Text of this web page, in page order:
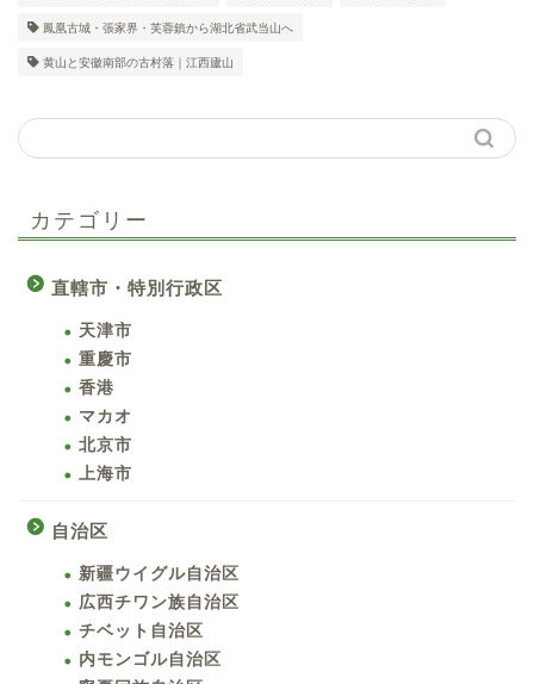
鳳凰古城・張家界・芙蓉鎮から湖北省武当山へ
黄山と安徽南部の古村落｜江西廬山
カテゴリー
直轄市・特別行政区
天津市
重慶市
香港
マカオ
北京市
上海市
自治区
新疆ウイグル自治区
広西チワン族自治区
チベット自治区
内モンゴル自治区